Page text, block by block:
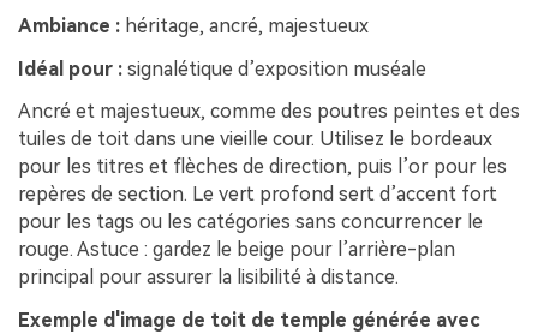
Ambiance : héritage, ancré, majestueux
Idéal pour : signalétique d’exposition muséale
Ancré et majestueux, comme des poutres peintes et des
tuiles de toit dans une vieille cour. Utilisez le bordeaux
pour les titres et flèches de direction, puis l’or pour les
repères de section. Le vert profond sert d’accent fort
pour les tags ou les catégories sans concurrencer le
rouge. Astuce : gardez le beige pour l’arrière-plan
principal pour assurer la lisibilité à distance.
Exemple d'image de toit de temple générée avec